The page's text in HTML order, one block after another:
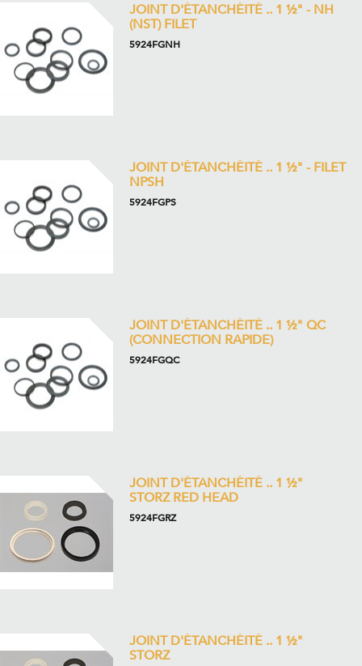
JOINT D'ÉTANCHÉITÉ .. 1 ½" - NH
(NST) FILET
5924FGNH
JOINT D'ÉTANCHÉITÉ .. 1 ½" - FILET
NPSH
5924FGPS
JOINT D'ÉTANCHÉITÉ .. 1 ½" QC
(CONNECTION RAPIDE)
5924FGQC
JOINT D'ÉTANCHÉITÉ .. 1 ½"
STORZ RED HEAD
5924FGRZ
JOINT D'ÉTANCHÉITÉ .. 1 ½"
STORZ